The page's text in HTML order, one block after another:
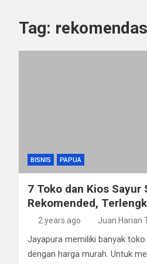
Tag:
BISNIS PAPUA
7 Toko dan Kios Sayur
Rekomended,
2 years ago Juan Harian
Jayapura memiliki banyak
dengan harga murah. Untuk